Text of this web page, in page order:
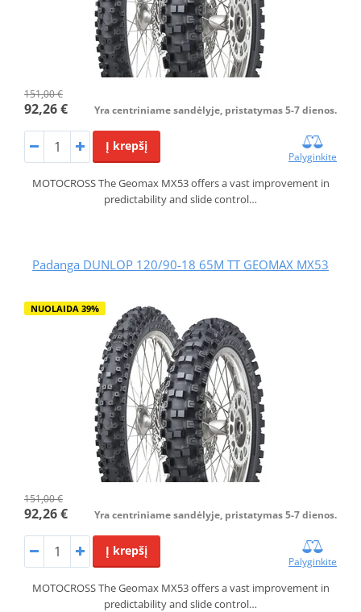
151,00 €
92,26 € Yra centriniame sandėlyje, pristatymas 5-7 dienos.
Į krepšį
Palyginkite
MOTOCROSS The Geomax MX53 offers a vast improvement in
predictability and slide control…
Padanga DUNLOP 120/90-18 65M TT GEOMAX MX53
NUOLAIDA 39%
151,00 €
92,26 € Yra centriniame sandėlyje, pristatymas 5-7 dienos.
Į krepšį
Palyginkite
MOTOCROSS The Geomax MX53 offers a vast improvement in
predictability and slide control…